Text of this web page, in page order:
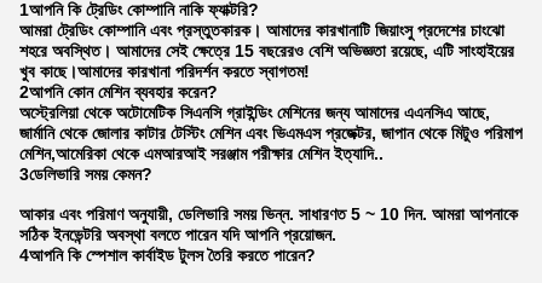
1আপনি কি ট্রেডিং কোম্পানি নাকি ফ্যাক্টরি?
আমরা ট্রেডিং কোম্পানি এবং প্রস্তুতকারক। আমাদের কারখানাটি জিয়াংসু প্রদেশের চাংঝো
শহরে অবস্থিত। আমাদের সেই ক্ষেত্রে 15 বছরেরও বেশি অভিজ্ঞতা রয়েছে, এটি সাংহাইয়ের
খুব কাছে।আমাদের কারখানা পরিদর্শন করতে স্বাগতম!
2আপনি কোন মেশিন ব্যবহার করেন?
অস্ট্রেলিয়া থেকে অটোমেটিক সিএনসি গ্রাইন্ডিং মেশিনের জন্য আমাদের এএনসিএ আছে,
জার্মানি থেকে জোলার কাটার টেস্টিং মেশিন এবং ভিএমএস প্রজেক্টর, জাপান থেকে মিটুও পরিমাপ
মেশিন,আমেরিকা থেকে এমআরআই সরঞ্জাম পরীক্ষার মেশিন ইত্যাদি..
3ডেলিভারি সময় কেমন?
আকার এবং পরিমাণ অনুযায়ী, ডেলিভারি সময় ভিন্ন. সাধারণত 5 ~ 10 দিন. আমরা আপনাকে
সঠিক ইনভেন্টরি অবস্থা বলতে পারেন যদি আপনি প্রয়োজন.
4আপনি কি স্পেশাল কার্বাইড টুলস তৈরি করতে পারেন?